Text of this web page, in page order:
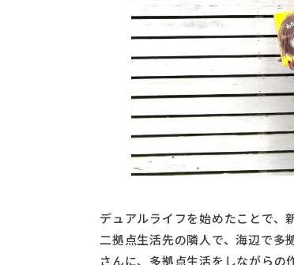
デュアルライフを始めたことで、
二拠点生活先の隣人で、海辺で多
さんに、多拠点生活をしながらの